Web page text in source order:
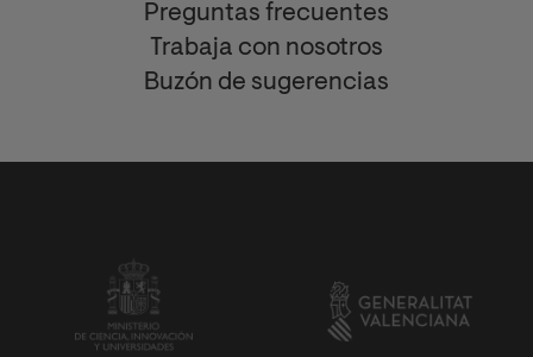
Preguntas frecuentes
Trabaja con nosotros
Buzón de sugerencias